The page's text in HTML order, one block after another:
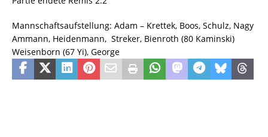
Mannschaftsaufstellung: Adam – Krettek, Boos, Schulz, Nagy 
Ammann, Heidenmann, Streker, Bienroth (80 Kaminski) 
Weisenborn (67 Yi), George